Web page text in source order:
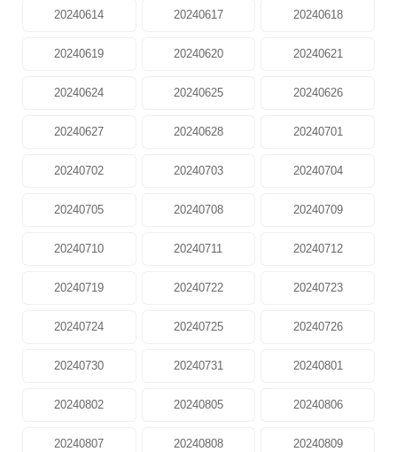
20240614 20240617 20240618
20240619 20240620 20240621
20240624 20240625 20240626
20240627 20240628 20240701
20240702 20240703 20240704
20240705 20240708 20240709
20240710 20240711 20240712
20240719 20240722 20240723
20240724 20240725 20240726
20240730 20240731 20240801
20240802 20240805 20240806
20240807 20240808 20240809